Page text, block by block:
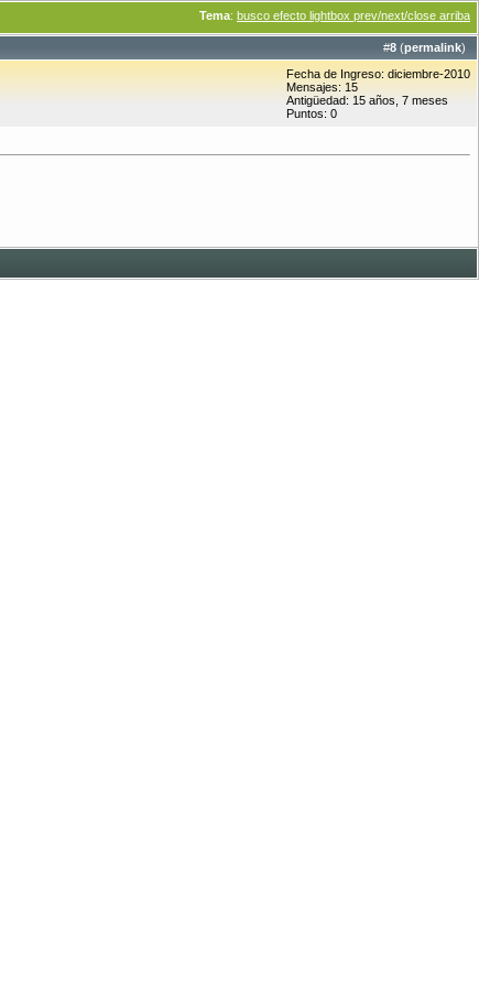
Tema: busco efecto lightbox prev/next/close arriba
#8 (permalink)
Fecha de Ingreso: diciembre-2010
Mensajes: 15
Antigüedad: 15 años, 7 meses
Puntos: 0